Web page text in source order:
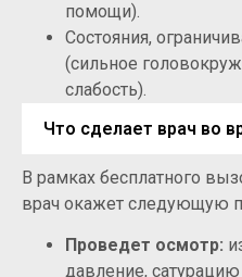
помощи).
Состояния,
(сильное
слабость).
Что сделает врач во
В рамках бесплатного
врач окажет следующую
Проведет осмотр:
давление,